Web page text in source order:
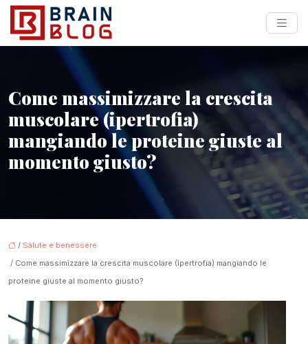
Come massimizzare la crescita
muscolare (ipertrofia)
mangiando le proteine giuste al
momento giusto?
/ Salute e benessere
/ Come massimizzare la crescita muscolare (ipertrofia) mangiando le
proteine giuste al momento giusto?